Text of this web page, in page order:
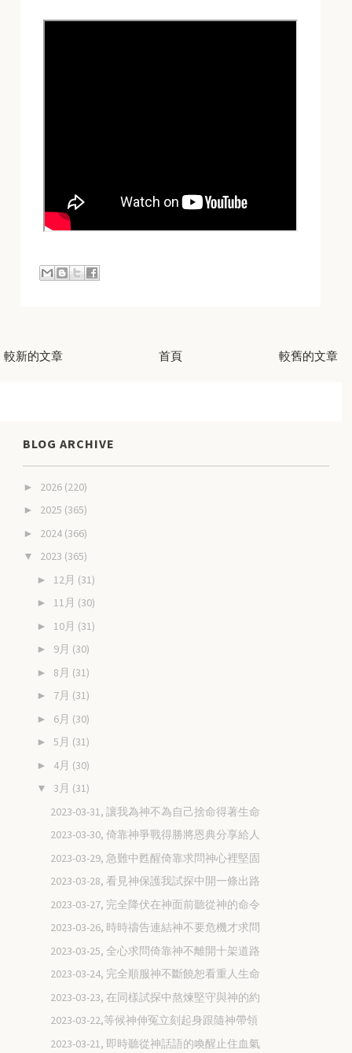
較新的文章 較舊的文章
首頁
BLOG ARCHIVE
► 2026 (220)
► 2025 (365)
► 2024 (366)
▼ 2023 (365)
► 12月 (31)
► 11月 (30)
► 10月 (31)
► 9月 (30)
► 8月 (31)
► 7月 (31)
► 6月 (30)
► 5月 (31)
► 4月 (30)
▼ 3月 (31)
2023-03-31, 讓我為神不為自己捨命得著生命
2023-03-30, 倚靠神爭戰得勝將恩典分享給人
2023-03-29, 急難中甦醒倚靠求問神心裡堅固
2023-03-28, 看見神保護我試探中開一條出路
2023-03-27, 完全降伏在神面前聽從神的命令
2023-03-26, 時時禱告連結神不要危機才求問
2023-03-25, 全心求問倚靠神不離開十架道路
2023-03-24, 完全順服神不斷饒恕看重人生命
2023-03-23, 在同樣試探中熬煉堅守與神的約
2023-03-22,等候神伸冤立刻起身跟隨神帶領
2023-03-21, 即時聽從神話語的喚醒止住血氣